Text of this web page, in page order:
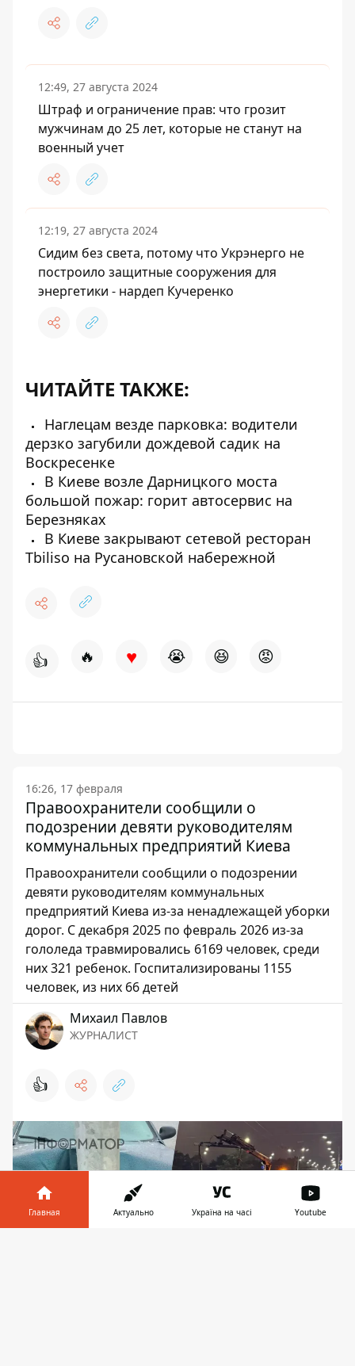
12:49, 27 августа 2024
Штраф и ограничение прав: что грозит
мужчинам до 25 лет, которые не станут на
военный учет
12:19, 27 августа 2024
Сидим без света, потому что Укрэнерго не
построило защитные сооружения для
энергетики - нардеп Кучеренко
ЧИТАЙТЕ ТАКЖЕ:
Наглецам везде парковка: водители
дерзко загубили дождевой садик на
Воскресенке
В Киеве возле Дарницкого моста
большой пожар: горит автосервис на
Березняках
В Киеве закрывают сетевой ресторан
Tbiliso на Русановской набережной
👍 🔥 ♥ 😭 😆 😡
16:26, 17 февраля
Правоохранители сообщили о
подозрении девяти руководителям
коммунальных предприятий Киева
Правоохранители сообщили о подозрении
девяти руководителям коммунальных
предприятий Киева из-за ненадлежащей уборки
дорог. С декабря 2025 по февраль 2026 из-за
гололеда травмировались 6169 человек, среди
них 321 ребенок. Госпитализированы 1155
человек, из них 66 детей
Михаил Павлов
ЖУРНАЛИСТ
👍
Главная Актуально Україна на часі Youtube